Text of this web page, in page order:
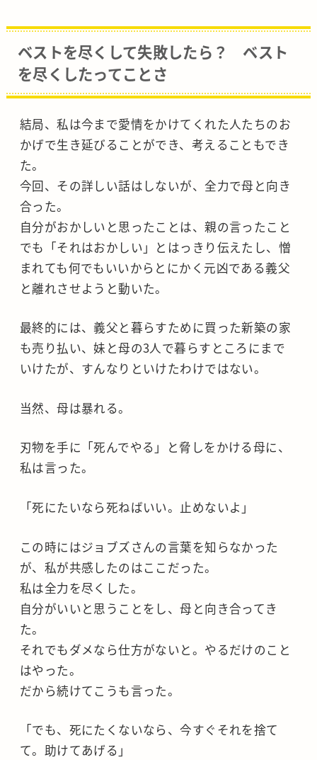
ベストを尽くして失敗したら？ ベスト
を尽くしたってことさ
結局、私は今まで愛情をかけてくれた人たちのお
かげで生き延びることができ、考えることもでき
た。
今回、その詳しい話はしないが、全力で母と向き
合った。
自分がおかしいと思ったことは、親の言ったこと
でも「それはおかしい」とはっきり伝えたし、憎
まれても何でもいいからとにかく元凶である義父
と離れさせようと動いた。
最終的には、義父と暮らすために買った新築の家
も売り払い、妹と母の3人で暮らすところにまで
いけたが、すんなりといけたわけではない。
当然、母は暴れる。
刃物を手に「死んでやる」と脅しをかける母に、
私は言った。
「死にたいなら死ねばいい。止めないよ」
この時にはジョブズさんの言葉を知らなかった
が、私が共感したのはここだった。
私は全力を尽くした。
自分がいいと思うことをし、母と向き合ってき
た。
それでもダメなら仕方がないと。やるだけのこと
はやった。
だから続けてこうも言った。
「でも、死にたくないなら、今すぐそれを捨て
て。助けてあげる」